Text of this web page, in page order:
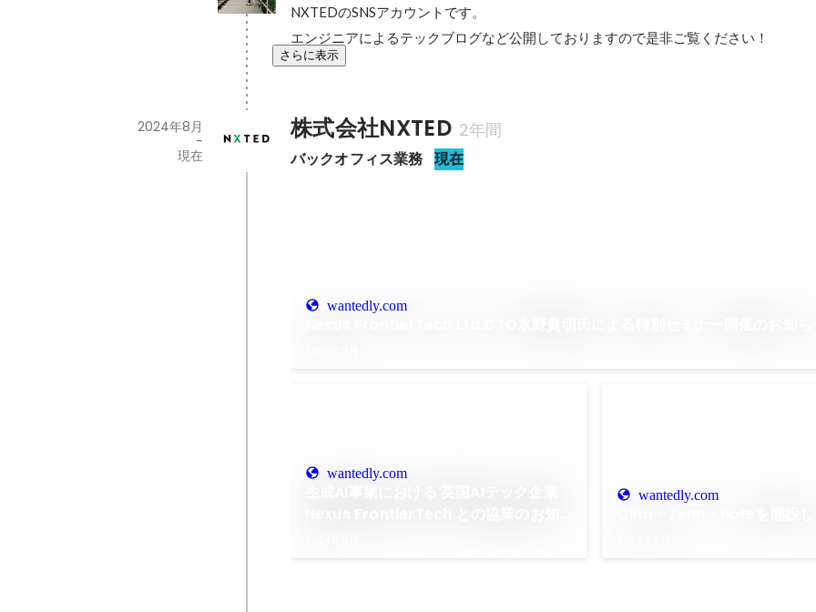
NXTEDのSNSアカウントです。
エンジニアによるテックブログなど公開しておりますので是非ご覧ください！
さらに表示
株式会社NXTED 2年間
バックオフィス業務 現在
2024年8月
-
現在
wantedly.com
wantedly.com
wantedly.com